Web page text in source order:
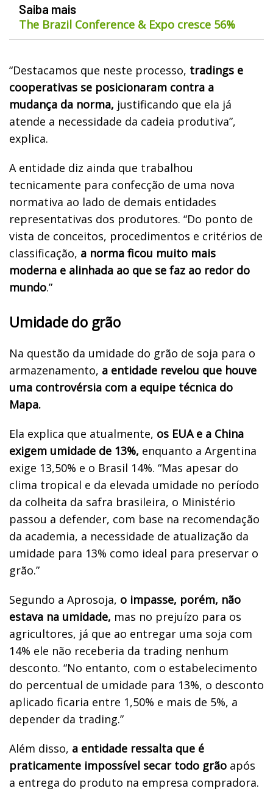
Saiba mais
The Brazil Conference & Expo cresce 56%
“Destacamos que neste processo, tradings e
cooperativas se posicionaram contra a
mudança da norma, justificando que ela já
atende a necessidade da cadeia produtiva”,
explica.
A entidade diz ainda que trabalhou
tecnicamente para confecção de uma nova
normativa ao lado de demais entidades
representativas dos produtores. “Do ponto de
vista de conceitos, procedimentos e critérios de
classificação, a norma ficou muito mais
moderna e alinhada ao que se faz ao redor do
mundo.”
Umidade do grão
Na questão da umidade do grão de soja para o
armazenamento, a entidade revelou que houve
uma controvérsia com a equipe técnica do
Mapa.
Ela explica que atualmente, os EUA e a China
exigem umidade de 13%, enquanto a Argentina
exige 13,50% e o Brasil 14%. “Mas apesar do
clima tropical e da elevada umidade no período
da colheita da safra brasileira, o Ministério
passou a defender, com base na recomendação
da academia, a necessidade de atualização da
umidade para 13% como ideal para preservar o
grão.”
Segundo a Aprosoja, o impasse, porém, não
estava na umidade, mas no prejuízo para os
agricultores, já que ao entregar uma soja com
14% ele não receberia da trading nenhum
desconto. “No entanto, com o estabelecimento
do percentual de umidade para 13%, o desconto
aplicado ficaria entre 1,50% e mais de 5%, a
depender da trading.”
Além disso, a entidade ressalta que é
praticamente impossível secar todo grão após
a entrega do produto na empresa compradora.